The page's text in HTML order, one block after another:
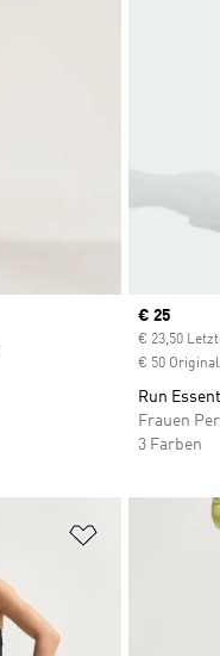
Current
€ 25
€ 23,50
€ 50
Run
Frauen
3 Farben
Zur